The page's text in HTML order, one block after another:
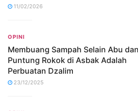
11/02/2026
OPINI
Membuang Sampah Selain Abu dan
Puntung Rokok di Asbak Adalah
Perbuatan Dzalim
23/12/2025